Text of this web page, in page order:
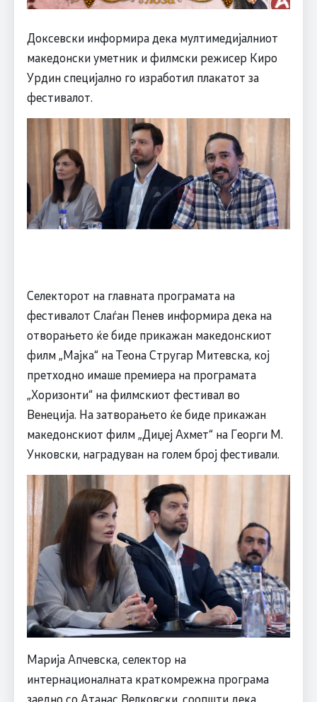
Доксевски информира дека мултимедијалниот
македонски уметник и филмски режисер Киро
Урдин специјално го изработил плакатот за
фестивалот.
Селекторот на главната програмата на
фестивалот Слаѓан Пенев информира дека на
отворањето ќе биде прикажан македонскиот
филм „Мајка“ на Теона Стругар Митевска, кој
претходно имаше премиера на програмата
„Хоризонти“ на филмскиот фестивал во
Венеција. На затворањето ќе биде прикажан
македонскиот филм „Диџеј Ахмет“ на Георги М.
Унковски, наградуван на голем број фестивали.
Марија Апчевска, селектор на
интернационалната краткомрежна програма
заедно со Атанас Велковски, соопшти дека